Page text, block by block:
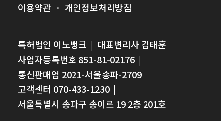
이용약관 · 개인정보처리방침
특허법인 이노뱅크 | 대표변리사 김태훈
사업자등록번호 851-81-02176 |
통신판매업 2021-서울송파-2709
고객센터 070-433-1230 |
서울특별시 송파구 송이로 19 2층 201호